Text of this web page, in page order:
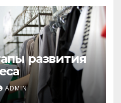
развития
ADMIN